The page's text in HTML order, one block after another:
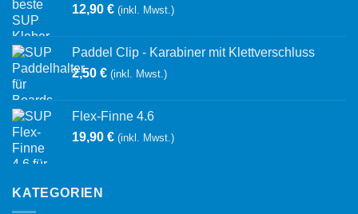
12,90 € (inkl. Mwst.)
Paddel Clip - Karabiner mit Klettverschluss
2,50 € (inkl. Mwst.)
Flex-Finne 4.6
19,90 € (inkl. Mwst.)
KATEGORIEN